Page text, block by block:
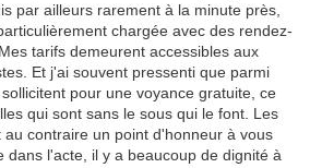
par ailleurs rarement à la minute près,
chargée avec des rendez-
tarifs demeurent accessibles aux
Et j'ai souvent pressenti que parmi
pour une voyance gratuite, ce
qui sont sans le sous qui le font. Les
contraire un point d'honneur à vous
dans l'acte, il y a beaucoup de dignité à